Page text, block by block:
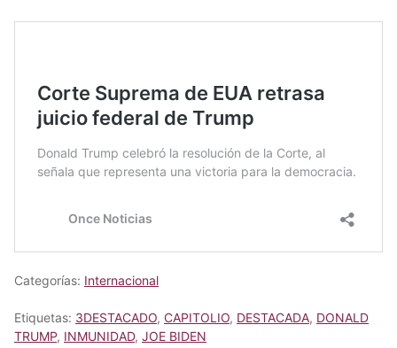
Categorías: Internacional
Etiquetas: 3DESTACADO, CAPITOLIO, DESTACADA, DONALD
TRUMP, INMUNIDAD, JOE BIDEN